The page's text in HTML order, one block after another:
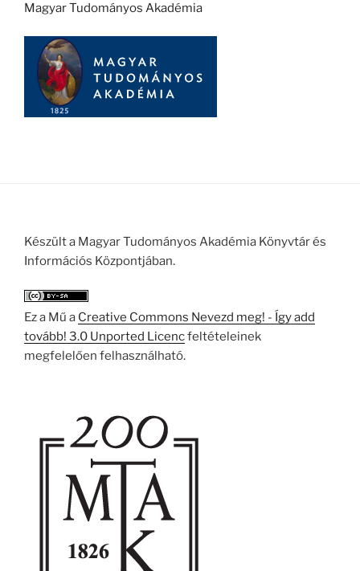
Magyar Tudományos Akadémia
Készült a Magyar Tudományos Akadémia Könyvtár és
Információs Központjában.
Ez a Mű a Creative Commons Nevezd meg! - Így add
tovább! 3.0 Unported Licencfeltételeinek
megfelelően felhasználható.